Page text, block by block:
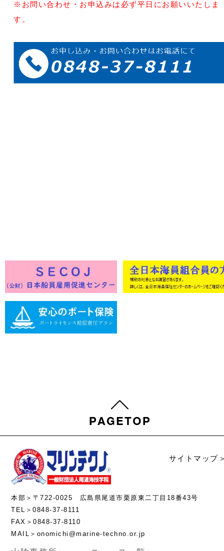
※お問い合わせ・お申込みは必ず平日にお願いいたしま
す。
サイトマップ
本部＞〒722-0025 広島県尾道市栗原東二丁目18番43号
TEL＞0848-37-8111
FAX＞0848-37-8110
MAIL＞onomichi@marine-techno.or.jp